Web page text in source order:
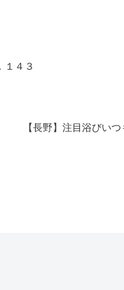
１４３
【長野】注目浴びい